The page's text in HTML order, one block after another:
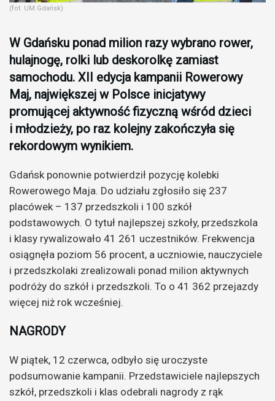
(fot. UM Gdańsk)
W Gdańsku ponad milion razy wybrano rower,
hulajnogę, rolki lub deskorolkę zamiast
samochodu. XII edycja kampanii Rowerowy
Maj, największej w Polsce inicjatywy
promującej aktywność fizyczną wśród dzieci
i młodzieży, po raz kolejny zakończyła się
rekordowym wynikiem.
Gdańsk ponownie potwierdził pozycję kolebki
Rowerowego Maja. Do udziału zgłosiło się 237
placówek – 137 przedszkoli i 100 szkół
podstawowych. O tytuł najlepszej szkoły, przedszkola
i klasy rywalizowało 41 261 uczestników. Frekwencja
osiągnęła poziom 56 procent, a uczniowie, nauczyciele
i przedszkolaki zrealizowali ponad milion aktywnych
podróży do szkół i przedszkoli. To o 41 362 przejazdy
więcej niż rok wcześniej.
NAGRODY
W piątek, 12 czerwca, odbyło się uroczyste
podsumowanie kampanii. Przedstawiciele najlepszych
szkół, przedszkoli i klas odebrali nagrody z rąk